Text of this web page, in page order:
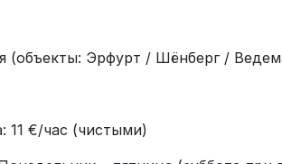
(объекты: Эрфурт / Шёнберг /
11 €/час (чистыми)